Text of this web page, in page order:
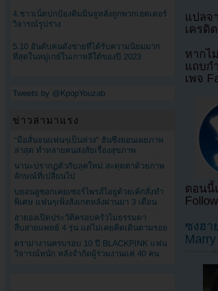
แปล
เครดิ
หากไ
แถบก
เพจ
ตอนนี้
ซงฮา
4.ชาวเน็ตปกป้องคิมมินจูหลังถูกพวกเฮดเตอร์
วิจารณ์รูปร่าง
5.10 อันดับคนดังชายที่ได้รับความนิยมมาก
ที่สุดในหมู่เกย์ในเกาหลีใต้ของปี 2023
Tweets by @KpopYouzab
ข่าวล่ามาแรง
“มือสั่นจนแฟนๆเป็นห่วง” ฮันซึงยอนเผยภาพ
ล่าสุด ทำหลายคนสงสัยเรื่องสุขภาพ
นานะปรากฏตัวกับลุคใหม่ สะดุดตาด้วยภาพ
ลักษณ์ที่เปลี่ยนไป
บยอนอูซอกเคยเซอร์ไพรส์ไอยูด้วยเค้กสั่งทำ
พิเศษ แฟนๆเพิ่งสังเกตหลังผ่านมา 3 เดือน
ฮายองเปิดประวัติครอบครัวไม่ธรรมดา
สืบสายแพทย์ 4 รุ่น แต่ไม่เคยคิดเดินตามรอย
ดราม่างานครบรอบ 10 ปี BLACKPINK แฟน
วิจารณ์หนัก หลังจำกัดผู้ร่วมงานแค่ 40 คน